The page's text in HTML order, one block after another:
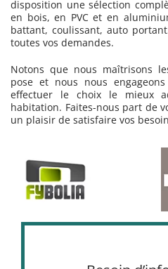
disposition une sélection
en bois, en PVC et en
battant, coulissant, auto
toutes vos demandes.
Notons que nous maîtrisons
pose et nous nous
effectuer le choix le mieux
habitation. Faites-nous part de
un plaisir de satisfaire vos